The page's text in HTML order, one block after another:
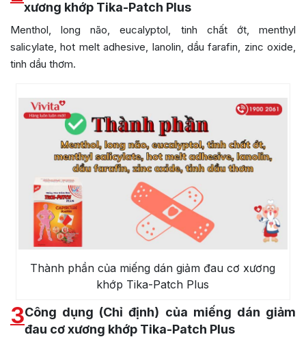
xương khớp Tika-Patch Plus
Menthol, long não, eucalyptol, tinh chất ớt, menthyl
salicylate, hot melt adhesive, lanolin, dầu farafin, zinc oxide,
tinh dầu thơm.
Thành phần của miếng dán giảm đau cơ xương
khớp Tika-Patch Plus
3Công dụng (Chỉ định) của miếng dán giảm
đau cơ xương khớp Tika-Patch Plus